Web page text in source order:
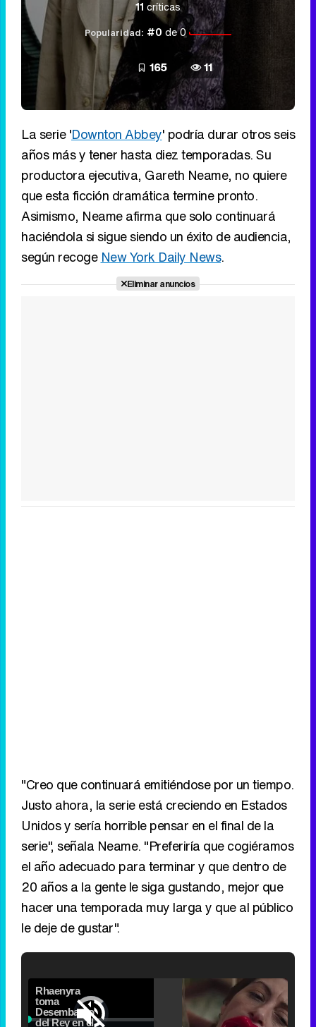
11 críticas
Popularidad: #0 de 0
165 11
La serie 'Downton Abbey' podría durar otros seis
años más y tener hasta diez temporadas. Su
productora ejecutiva, Gareth Neame, no quiere
que esta ficción dramática termine pronto.
Asimismo, Neame afirma que solo continuará
haciéndola si sigue siendo un éxito de audiencia,
según recoge New York Daily News.
Eliminar anuncios
"Creo que continuará emitiéndose por un tiempo.
Justo ahora, la serie está creciendo en Estados
Unidos y sería horrible pensar en el final de la
serie", señala Neame. "Preferiría que cogiéramos
el año adecuado para terminar y que dentro de
20 años a la gente le siga gustando, mejor que
hacer una temporada muy larga y que al público
le deje de gustar".
Loaded: